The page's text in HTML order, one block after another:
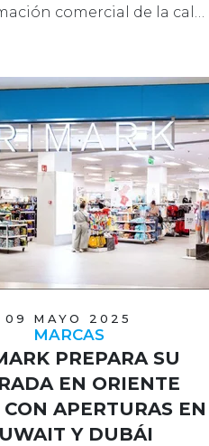
comercial de la cal…
09 MAYO 2025
MARCAS
PREPARA SU
EN ORIENTE
APERTURAS EN
Y DUBÁI